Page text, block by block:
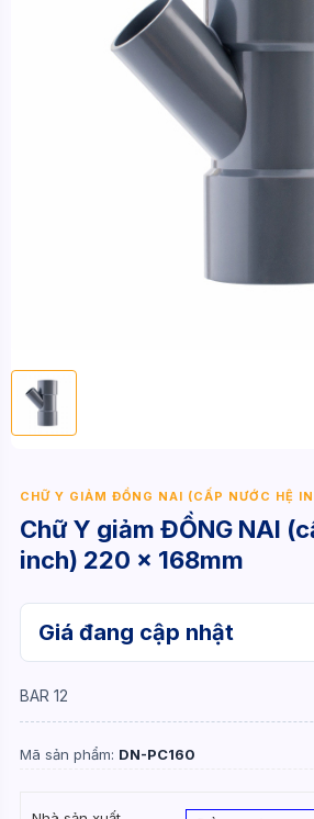
CHỮ Y GIẢM ĐỒNG NAI (CẤP NƯỚC HỆ
Chữ Y giảm ĐỒNG NAI
inch) 220 x 168mm
Giá đang cập nhật
BAR 12
Mã sản phẩm: DN-PC160